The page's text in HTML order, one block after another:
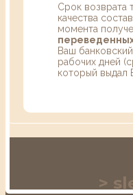
Срок возврата
качества
момента
Ваш
рабочих дней
который выдал